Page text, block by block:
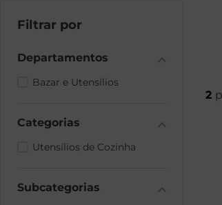
Bazar e Utensílios
Utensílios de Cozinha
2
Chocolate